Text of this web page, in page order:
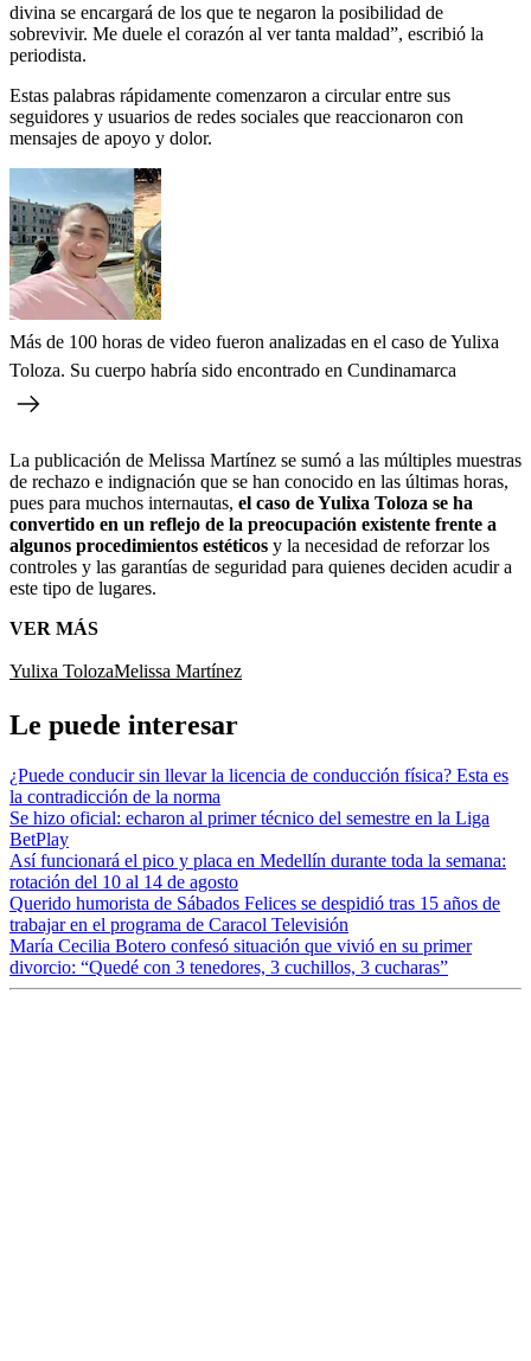
divina se encargará de los que te negaron la posibilidad de
sobrevivir. Me duele el corazón al ver tanta maldad”, escribió la
periodista.
Estas palabras rápidamente comenzaron a circular entre sus
seguidores y usuarios de redes sociales que reaccionaron con
mensajes de apoyo y dolor.
Más de 100 horas de video fueron analizadas en el caso de Yulixa
Toloza. Su cuerpo habría sido encontrado en Cundinamarca
La publicación de Melissa Martínez se sumó a las múltiples muestras
de rechazo e indignación que se han conocido en las últimas horas,
pues para muchos internautas, el caso de Yulixa Toloza se ha
convertido en un reflejo de la preocupación existente frente a
algunos procedimientos estéticos y la necesidad de reforzar los
controles y las garantías de seguridad para quienes deciden acudir a
este tipo de lugares.
VER MÁS
Yulixa TolozaMelissa Martínez
Le puede interesar
¿Puede conducir sin llevar la licencia de conducción física? Esta es
la contradicción de la norma
Se hizo oficial: echaron al primer técnico del semestre en la Liga
BetPlay
Así funcionará el pico y placa en Medellín durante toda la semana:
rotación del 10 al 14 de agosto
Querido humorista de Sábados Felices se despidió tras 15 años de
trabajar en el programa de Caracol Televisión
María Cecilia Botero confesó situación que vivió en su primer
divorcio: “Quedé con 3 tenedores, 3 cuchillos, 3 cucharas”